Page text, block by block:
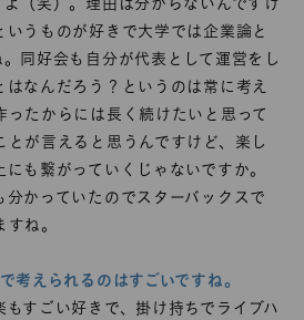
いうものが好きで大学では企業論と
同好会も自分が代表として運営をし
なんだろう？というのは常に考え
ったからには長く続けたいと思って
とが言えると思うんですけど、楽し
も繋がっていくじゃないですか。
かっていたのでスターバックスで
ね。
考えられるのはすごいですね。
すごい好きで、掛け持ちでライブハ